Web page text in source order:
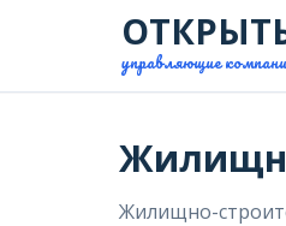
управляющие
Жилищно-